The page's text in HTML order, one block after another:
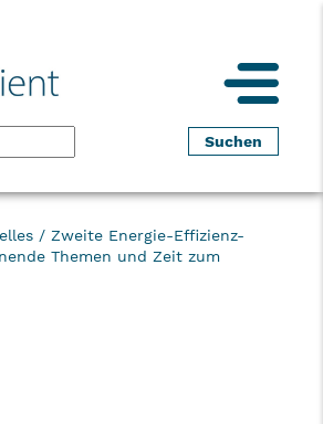
/ Zweite Energie-Effizienz-
Themen und Zeit zum